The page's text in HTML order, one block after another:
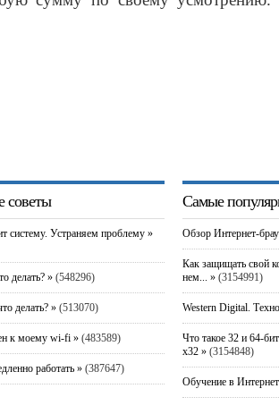
советы
систему. Устраняем проблему »
делать? »(548296)
делать? »(513070)
к моему wi-fi »(483589)
работать »(387647)
Самые
Обзор Интернет-
Как защищать свой
нем... »(3154991)
Western Digital.
Что такое 32 и 64-
x32 »(3154848)
Обучение в